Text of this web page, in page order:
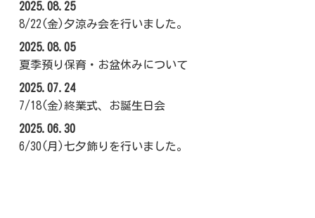
2025.08.25
8/22(金)夕涼み会を行いました。
2025.08.05
夏季預り保育・お盆休みについて
2025.07.24
7/18(金)終業式、お誕生日会
2025.06.30
6/30(月)七夕飾りを行いました。